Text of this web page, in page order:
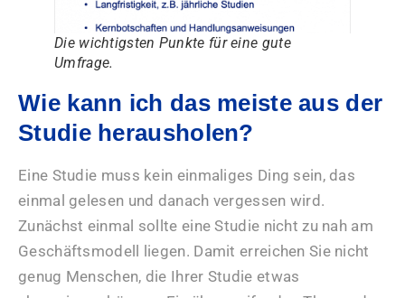
Die wichtigsten Punkte für eine gute
Umfrage.
Wie kann ich das meiste aus der
Studie herausholen?
Eine Studie muss kein einmaliges Ding sein, das
einmal gelesen und danach vergessen wird.
Zunächst einmal sollte eine Studie nicht zu nah am
Geschäftsmodell liegen. Damit erreichen Sie nicht
genug Menschen, die Ihrer Studie etwas